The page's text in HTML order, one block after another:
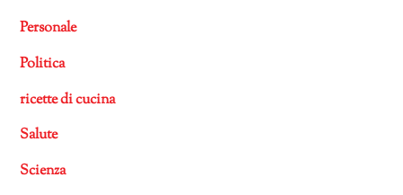
Personale
Politica
ricette di cucina
Salute
Scienza